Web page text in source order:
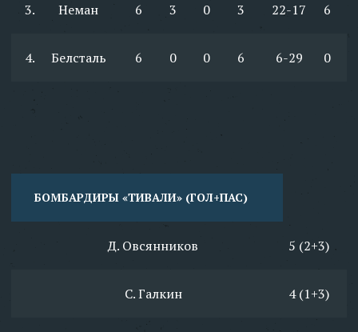
3. Неман 6 3 0 3 22-17 6
4. Белсталь 6 0 0 6 6-29 0
БОМБАРДИРЫ «ТИВАЛИ» (ГОЛ+ПАС)
Д. Овсянников 5 (2+3)
С. Галкин 4 (1+3)